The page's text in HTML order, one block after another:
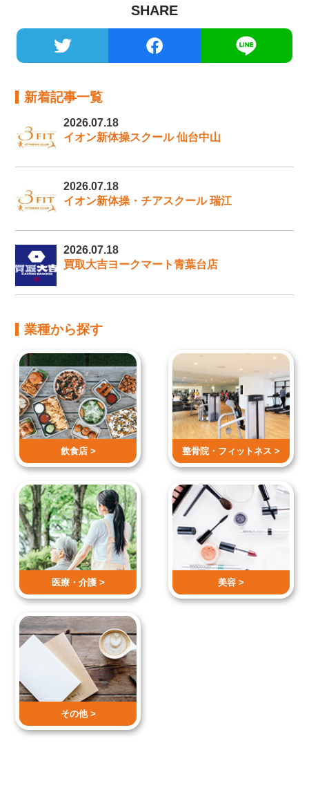
SHARE
新着記事一覧
2026.07.18
イオン新体操スクール 仙台中山
2026.07.18
イオン新体操・チアスクール 瑞江
2026.07.18
買取大吉ヨークマート青葉台店
業種から探す
飲食店 > 整骨院・ フィットネス >
医療・介護 > 美容 >
その他 >